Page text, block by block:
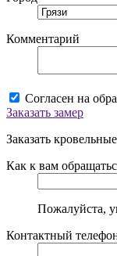
Комментарий
Согласен на
Заказать замер
Заказать
Как к вам
Пожалуйста,
Контактный